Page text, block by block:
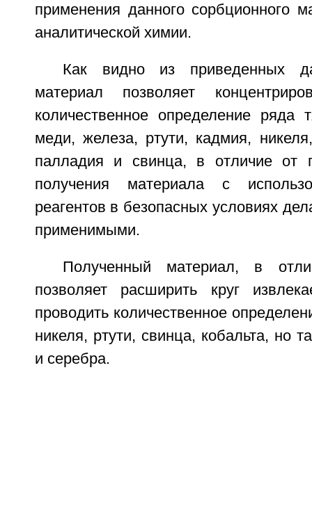
применения данного сорбционного
аналитической химии.
Как видно из приведенных
материал позволяет
количественное определение ряда
меди, железа, ртути, кадмия,
палладия и свинца, в отличие от
получения материала с
реагентов в безопасных условиях
применимыми.
Полученный материал, в
позволяет расширить круг
проводить количественное
никеля, ртути, свинца, кобальта, но
и серебра.